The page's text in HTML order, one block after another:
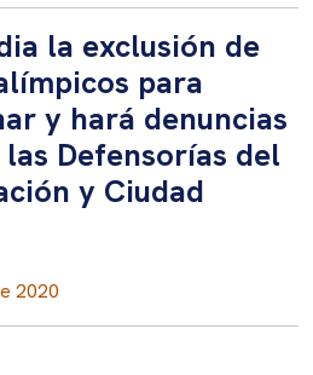
la exclusión de
para
y hará denuncias
Defensorías del
y Ciudad
2020